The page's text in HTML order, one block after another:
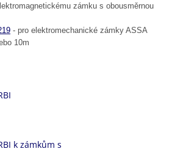
zámku s obousměrnou
- pro elektromechanické zámky ASSA
10m
k zámkům s